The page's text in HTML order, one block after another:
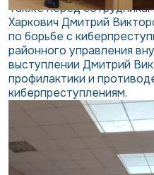
Также перед
Харкович Дмитрий
по борьбе с
районного управления
выступлении Дмитрий
профилактики и
киберпреступлениям.